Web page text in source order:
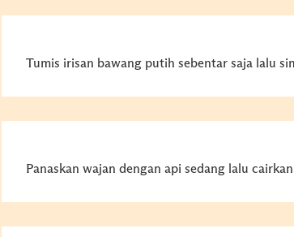
Tumis irisan bawang putih sebentar saja lalu
Panaskan wajan dengan api sedang lalu